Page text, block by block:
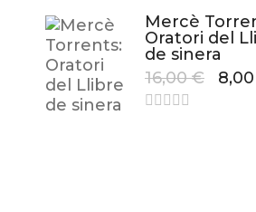
Mercè
Oratori del
de sinera
16,00€ 8,00